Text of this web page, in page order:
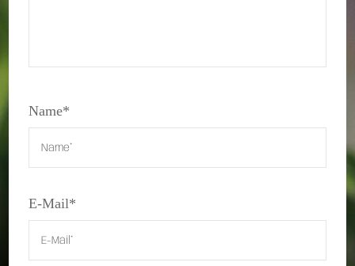
Name*
E-Mail*